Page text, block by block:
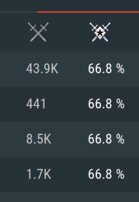
43.9K 66.8 %
441 66.8 %
8.5K 66.8 %
1.7K 66.8 %